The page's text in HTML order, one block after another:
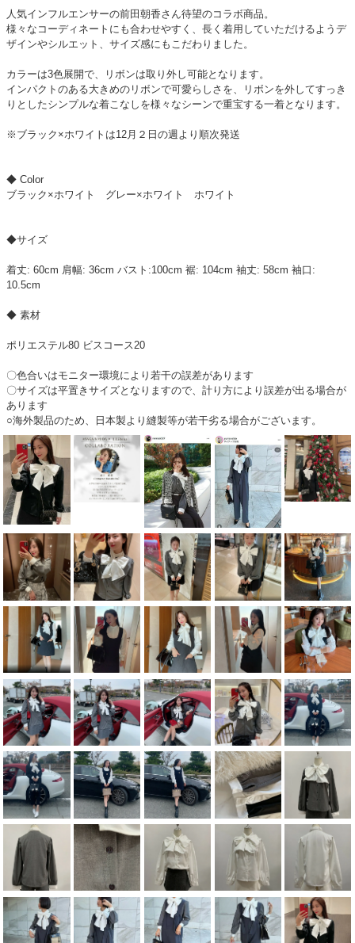
人気インフルエンサーの前田朝香さん待望のコラボ商品。
様々なコーディネートにも合わせやすく、長く着用していただけるようデ
ザインやシルエット、サイズ感にもこだわりました。
カラーは3色展開で、リボンは取り外し可能となります。
インパクトのある大きめのリボンで可愛らしさを、リボンを外してすっき
りとしたシンプルな着こなしを様々なシーンで重宝する一着となります。
※ブラック×ホワイトは12月２日の週より順次発送
◆ Color
ブラック×ホワイト グレー×ホワイト ホワイト
◆サイズ
着丈: 60cm 肩幅: 36cm バスト:100cm 裾: 104cm 袖丈: 58cm 袖口:
10.5cm
◆ 素材
ポリエステル80 ビスコース20
〇色合いはモニター環境により若干の誤差があります
〇サイズは平置きサイズとなりますので、計り方により誤差が出る場合が
あります
○海外製品のため、日本製より縫製等が若干劣る場合がございます。